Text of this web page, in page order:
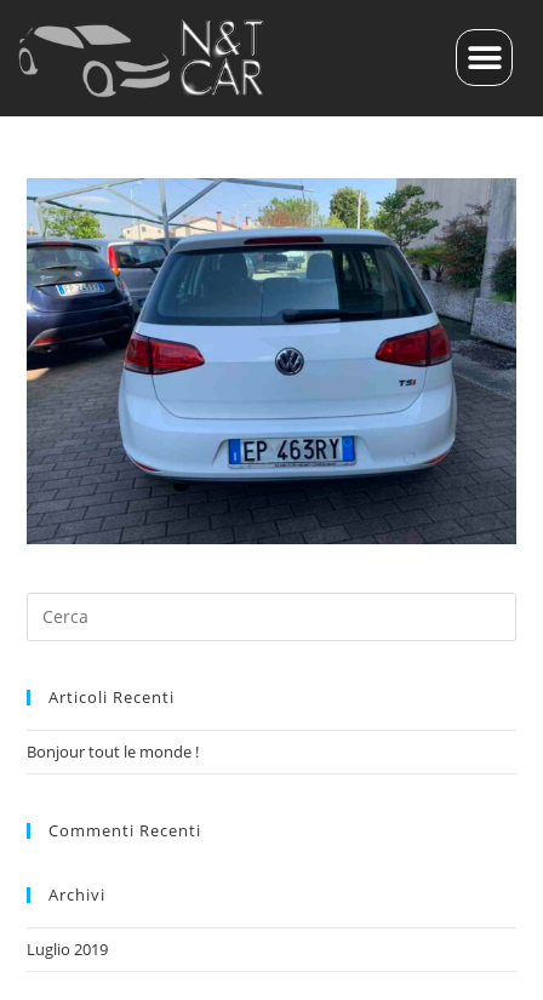
Articoli Recenti
Bonjour tout le monde !
Commenti Recenti
Archivi
Luglio 2019